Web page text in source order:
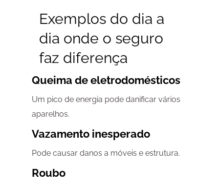
Exemplos do dia a
dia onde o seguro
faz diferença
Queima de eletrodomésticos
Um pico de energia pode danificar vários
aparelhos.
Vazamento inesperado
Pode causar danos a móveis e estrutura.
Roubo